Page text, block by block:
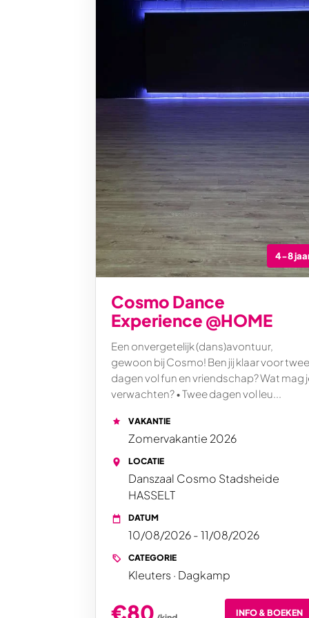
4-8
Cosmo Dance
Experience @HOME
Een onvergetelijk (dans)avontuur,
gewoon bij Cosmo! Ben jij klaar voor twee
dagen vol fun en vriendschap? Wat mag
verwachten? • Twee dagen vol leu...
VAKANTIE
Zomervakantie 2026
LOCATIE
Danszaal Cosmo Stadsheide
HASSELT
DATUM
10/08/2026 - 11/08/2026
CATEGORIE
Kleuters · Dagkamp
€80 INFO & BOEKEN